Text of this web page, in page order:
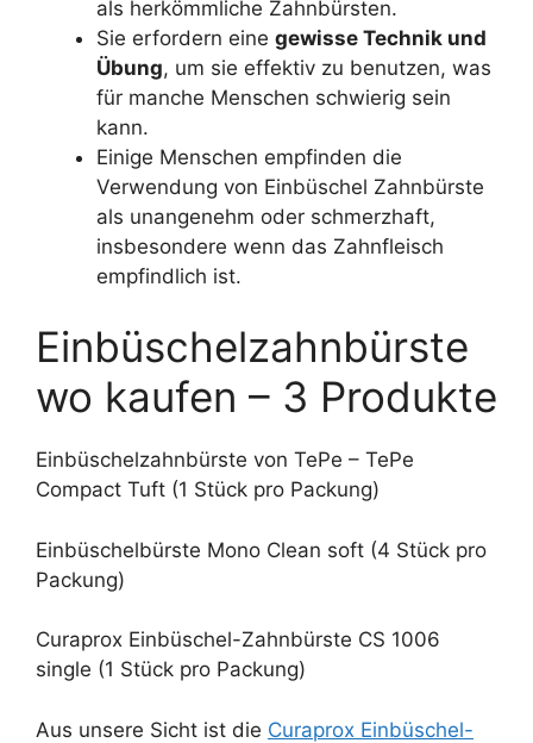
als herkömmliche Zahnbürsten.
Sie erfordern eine gewisse Technik und
Übung, um sie effektiv zu benutzen, was
für manche Menschen schwierig sein
kann.
Einige Menschen empfinden die
Verwendung von Einbüschel Zahnbürste
als unangenehm oder schmerzhaft,
insbesondere wenn das Zahnfleisch
empfindlich ist.
Einbüschelzahnbürste
wo kaufen – 3 Produkte
Einbüschelzahnbürste von TePe – TePe
Compact Tuft (1 Stück pro Packung)
Einbüschelbürste Mono Clean soft (4 Stück pro
Packung)
Curaprox Einbüschel-Zahnbürste CS 1006
single (1 Stück pro Packung)
Aus unsere Sicht ist die Curaprox Einbüschel-